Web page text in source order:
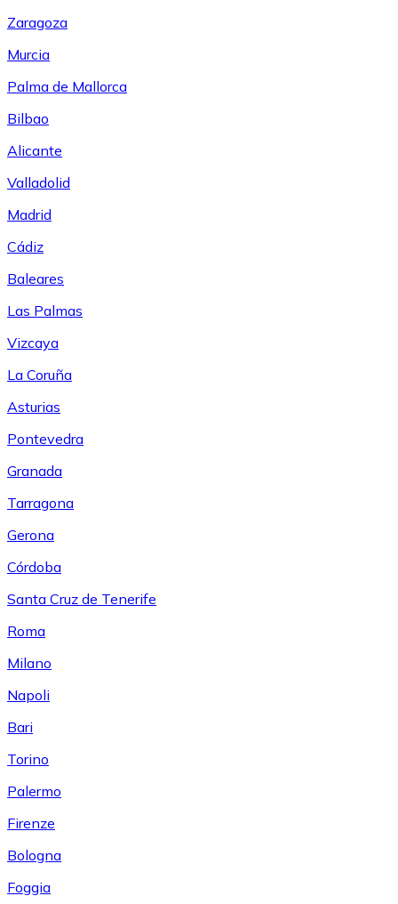
Zaragoza
Murcia
Palma de Mallorca
Bilbao
Alicante
Valladolid
Madrid
Cádiz
Baleares
Las Palmas
Vizcaya
La Coruña
Asturias
Pontevedra
Granada
Tarragona
Gerona
Córdoba
Santa Cruz de Tenerife
Roma
Milano
Napoli
Bari
Torino
Palermo
Firenze
Bologna
Foggia